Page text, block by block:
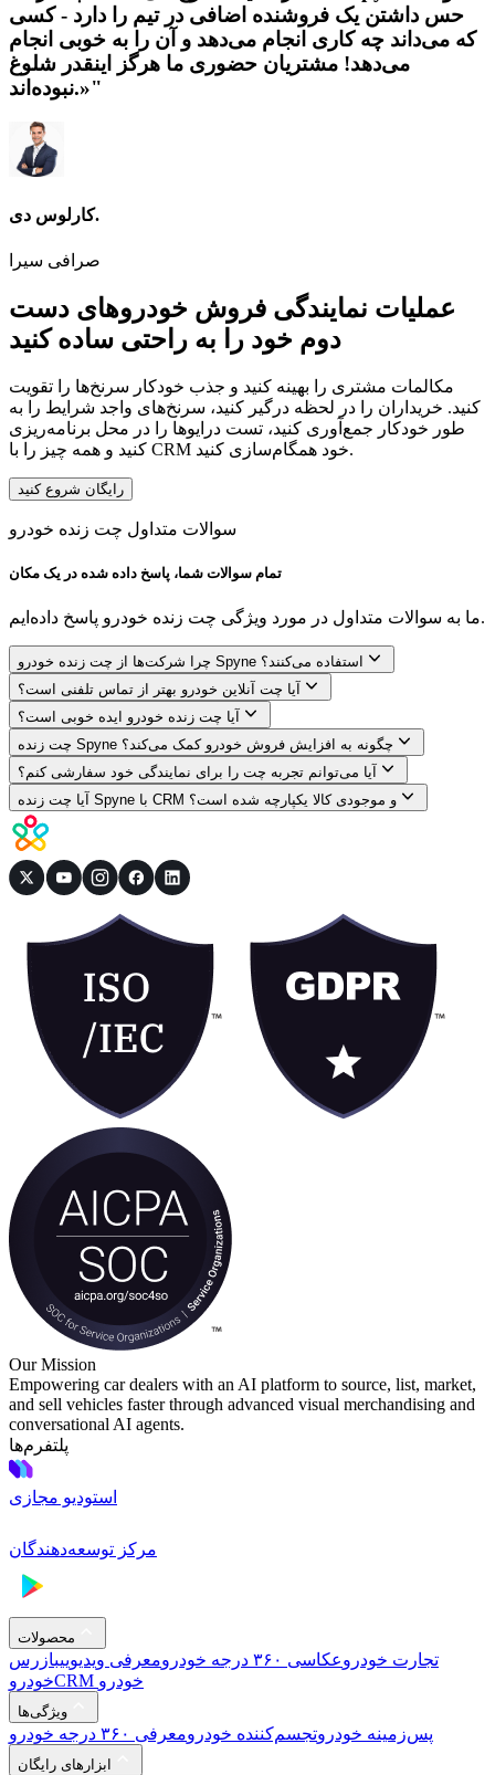
حس داشتن یک فروشنده اضافی در تیم را دارد - کسی
که می‌داند چه کاری انجام می‌دهد و آن را به خوبی انجام
می‌دهد! مشتریان حضوری ما هرگز اینقدر شلوغ
نبوده‌اند.»"
کارلوس دی.
صرافی سیرا
عملیات نمایندگی فروش خودروهای دست
دوم خود را به راحتی ساده کنید
مکالمات مشتری را بهینه کنید و جذب خودکار سرنخ‌ها را تقویت
کنید. خریداران را در لحظه درگیر کنید، سرنخ‌های واجد شرایط را به
طور خودکار جمع‌آوری کنید، تست درایوها را در محل برنامه‌ریزی
کنید و همه چیز را با CRM خود همگام‌سازی کنید.
رایگان شروع کنید
سوالات متداول چت زنده خودرو
تمام سوالات شما، پاسخ داده شده در یک مکان
ما به سوالات متداول در مورد ویژگی چت زنده خودرو پاسخ داده‌ایم.
چرا شرکت‌ها از چت زنده خودرو Spyne استفاده می‌کنند؟
آیا چت آنلاین خودرو بهتر از تماس تلفنی است؟
آیا چت زنده خودرو ایده خوبی است؟
چت زنده Spyne چگونه به افزایش فروش خودرو کمک می‌کند؟
آیا می‌توانم تجربه چت را برای نمایندگی خود سفارشی کنم؟
آیا چت زنده Spyne با CRM و موجودی کالا یکپارچه شده است؟
Our Mission
Empowering car dealers with an AI platform to source, list, market,
and sell vehicles faster through advanced visual merchandising and
conversational AI agents.
پلتفرم‌ها
استودیو مجازی
مرکز توسعه‌دهندگان
محصولات
تجارت خودروعکاسی ۳۶۰ درجه خودرو معرفی ویدیوییبازرس
خودرو
CRM خودرو
ویژگی‌ها
پس‌زمینه خودروتجسم‌کننده خودرومعرفی ۳۶۰ درجه خودرو
ابزارهای رایگان